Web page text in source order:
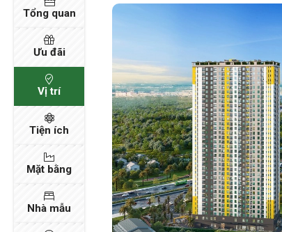
Tổng quan
Ưu đãi
Vị trí
Tiện ích
Mặt bằng
Nhà mẫu